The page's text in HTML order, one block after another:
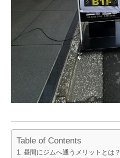
Table of Contents
昼間にジムへ通うメリットとは？